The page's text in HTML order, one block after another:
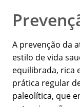
A prevenção da
estilo de vida
equilibrada, rica
prática regular
paleolítica, que